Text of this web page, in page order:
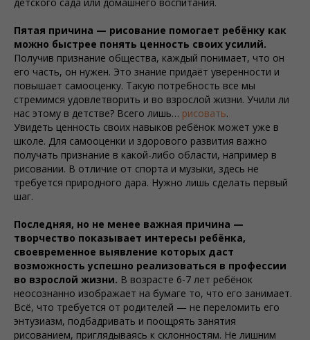
Пятая причина — рисование помогает ребёнку как
можно быстрее понять ценность своих усилий.
Получив признание общества, каждый понимает, что он
его часть, он нужен. Это знание придаёт уверенности и
повышает самооценку. Такую потребность все мы
стремимся удовлетворить и во взрослой жизни. Учили ли
нас этому в детстве? Всего лишь… рисовать.
Увидеть ценность своих навыков ребёнок может уже в
школе. Для самооценки и здорового развития важно
получать признание в какой-либо области, например в
рисовании. В отличие от спорта и музыки, здесь не
требуется природного дара. Нужно лишь сделать первый
шаг.
Последняя, но не менее важная причина —
творчество показывает интересы ребёнка,
своевременное выявление которых даст
возможность успешно реализоваться в профессии
во взрослой жизни. В возрасте 6-7 лет ребёнок
неосознанно изображает на бумаге то, что его занимает.
Всё, что требуется от родителей — не переломить его
энтузиазм, подбадривать и поощрять занятия
рисованием, приглядываясь к склонностям. Не лишним